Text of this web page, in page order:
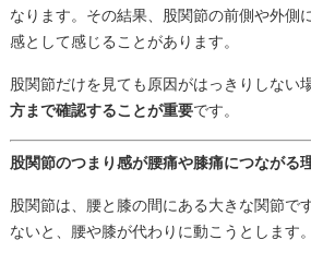
なります。その結果、股関節の前側や外側
感として感じることがあります。
股関節だけを見ても原因がはっきりしない場
方まで確認することが重要です。
股関節のつまり感が腰痛や膝痛につながる
股関節は、腰と膝の間にある大きな関節で
ないと、腰や膝が代わりに動こうとします。